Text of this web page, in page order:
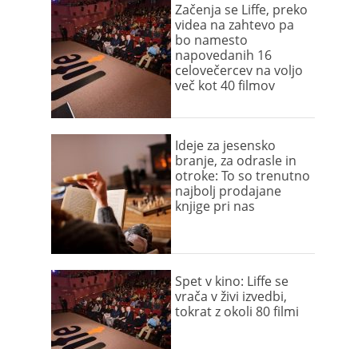
Začenja se Liffe, preko
videa na zahtevo pa
bo namesto
napovedanih 16
celovečercev na voljo
več kot 40 filmov
Ideje za jesensko
branje, za odrasle in
otroke: To so trenutno
najbolj prodajane
knjige pri nas
Spet v kino: Liffe se
vrača v živi izvedbi,
tokrat z okoli 80 filmi